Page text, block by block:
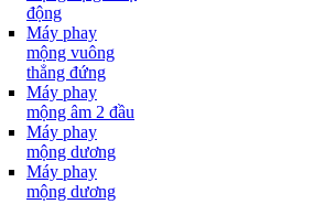
động
Máy phay
mộng vuông
thẳng đứng
Máy phay
mộng âm 2 đầu
Máy phay
mộng dương
Máy phay
mộng dương